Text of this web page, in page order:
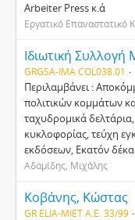
Arbeiter Press κ.ά
Εργατικό Επαναστατικό
Ιδιωτική Συλλογή
GRGSA-IMA COL038.01
Περιλαμβάνει :
πολιτικών κομμάτων
ταχυδρομικά
κυκλοφορίας, τεύχη
εκδόσεων, Εκατόν δέκα
Αδαμίδης, Μιχάλης
Κοβάνης, Κώστας
GR ELIA-MIET Α.Ε. 33/99